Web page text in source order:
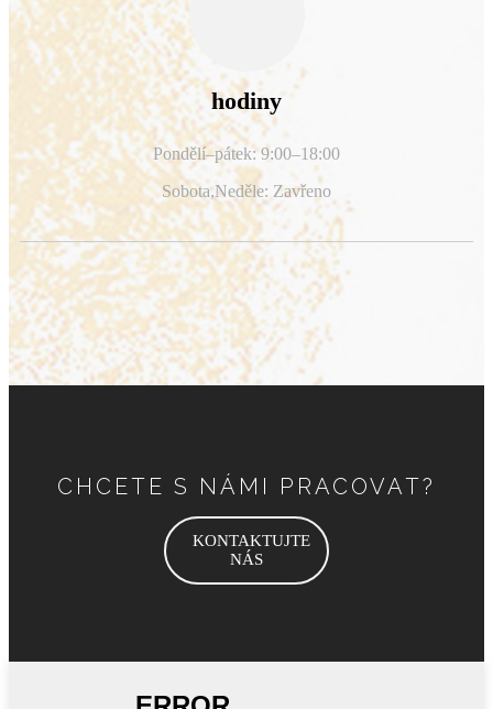
hodiny
Pondělí–pátek: 9:00–18:00
Sobota,Neděle: Zavřeno
CHCETE S NÁMI PRACOVAT?
KONTAKTUJTE
NÁS